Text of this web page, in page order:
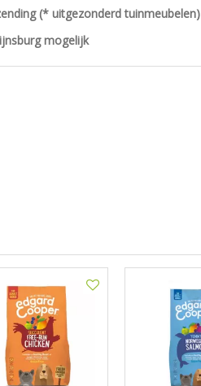
(* uitgezonderd tuinmeubelen)
mogelijk